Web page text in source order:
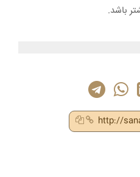
باشد.
http://